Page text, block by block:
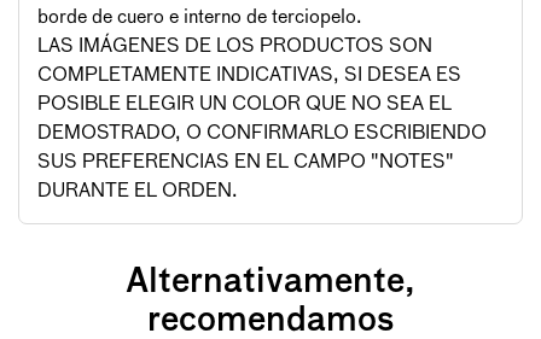
borde de cuero e interno de terciopelo.
LAS IMÁGENES DE LOS PRODUCTOS SON
COMPLETAMENTE INDICATIVAS, SI DESEA ES
POSIBLE ELEGIR UN COLOR QUE NO SEA EL
DEMOSTRADO, O CONFIRMARLO ESCRIBIENDO
SUS PREFERENCIAS EN EL CAMPO "NOTES"
DURANTE EL ORDEN.
Alternativamente,
recomendamos